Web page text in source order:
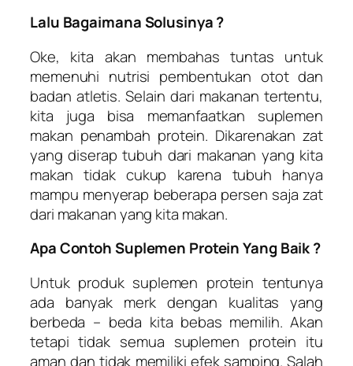
Lalu Bagaimana Solusinya ?
Oke, kita akan membahas tuntas untuk
memenuhi nutrisi pembentukan otot dan
badan atletis. Selain dari makanan tertentu,
kita juga bisa memanfaatkan suplemen
makan penambah protein. Dikarenakan zat
yang diserap tubuh dari makanan yang kita
makan tidak cukup karena tubuh hanya
mampu menyerap beberapa persen saja zat
dari makanan yang kita makan.
Apa Contoh Suplemen Protein Yang Baik ?
Untuk produk suplemen protein tentunya
ada banyak merk dengan kualitas yang
berbeda – beda kita bebas memilih. Akan
tetapi tidak semua suplemen protein itu
aman dan tidak memiliki efek samping. Salah